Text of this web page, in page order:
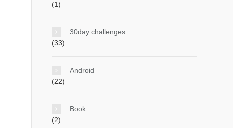
(1)
30day challenges
(33)
Android
(22)
Book
(2)